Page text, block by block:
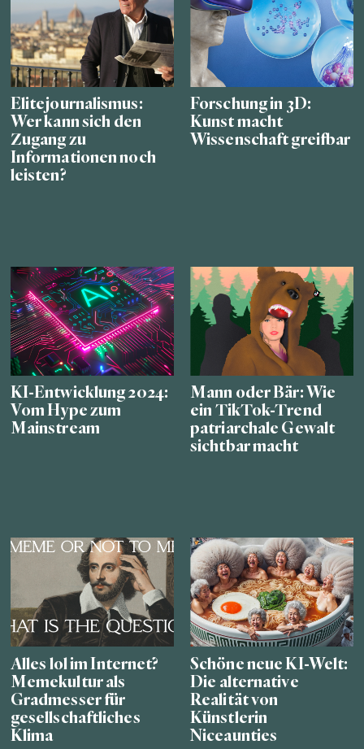
Elitejournalismus:
Wer kann sich den
Zugang zu
Informationen noch
leisten?
Forschung in 3D:
Kunst macht
Wissenschaft greifbar
KI-Entwicklung 2024:
Vom Hype zum
Mainstream
Mann oder Bär: Wie
ein TikTok-Trend
patriarchale Gewalt
sichtbar macht
Alles lol im Internet?
Memekultur als
Gradmesser für
gesellschaftliches
Klima
Schöne neue KI-Welt:
Die alternative
Realität von
Künstlerin
Niceaunties